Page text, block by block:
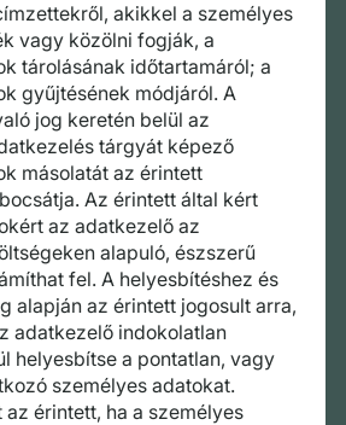
akikkel a személyes
vagy közölni fogják, a
tárolásának időtartamáról; a
gyűjtésének módjáról. A
jog keretén belül az
tárgyát képező
másolatát az érintett
Az érintett által kért
az adatkezelő az
alapuló, észszerű
fel. A helyesbítéshez és
alapján az érintett jogosult arra,
adatkezelő indokolatlan
helyesbítse a pontatlan, vagy
személyes adatokat.
az érintett, ha a személyes